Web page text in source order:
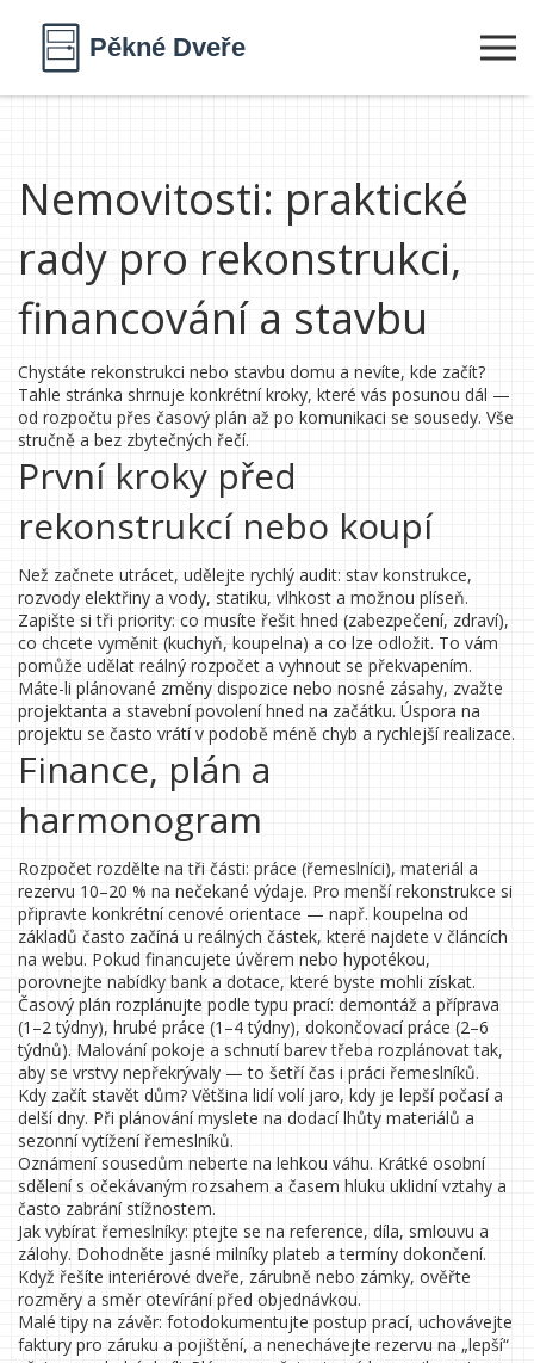
Nemovitosti: praktické
rady pro rekonstrukci,
financování a stavbu
Chystáte rekonstrukci nebo stavbu domu a nevíte, kde začít?
Tahle stránka shrnuje konkrétní kroky, které vás posunou dál —
od rozpočtu přes časový plán až po komunikaci se sousedy. Vše
stručně a bez zbytečných řečí.
První kroky před
rekonstrukcí nebo koupí
Než začnete utrácet, udělejte rychlý audit: stav konstrukce,
rozvody elektřiny a vody, statiku, vlhkost a možnou plíseň.
Zapište si tři priority: co musíte řešit hned (zabezpečení, zdraví),
co chcete vyměnit (kuchyň, koupelna) a co lze odložit. To vám
pomůže udělat reálný rozpočet a vyhnout se překvapením.
Máte-li plánované změny dispozice nebo nosné zásahy, zvažte
projektanta a stavební povolení hned na začátku. Úspora na
projektu se často vrátí v podobě méně chyb a rychlejší realizace.
Finance, plán a
harmonogram
Rozpočet rozdělte na tři části: práce (řemeslníci), materiál a
rezervu 10–20 % na nečekané výdaje. Pro menší rekonstrukce si
připravte konkrétní cenové orientace — např. koupelna od
základů často začíná u reálných částek, které najdete v článcích
na webu. Pokud financujete úvěrem nebo hypotékou,
porovnejte nabídky bank a dotace, které byste mohli získat.
Časový plán rozplánujte podle typu prací: demontáž a příprava
(1–2 týdny), hrubé práce (1–4 týdny), dokončovací práce (2–6
týdnů). Malování pokoje a schnutí barev třeba rozplánovat tak,
aby se vrstvy nepřekrývaly — to šetří čas i práci řemeslníků.
Kdy začít stavět dům? Většina lidí volí jaro, kdy je lepší počasí a
delší dny. Při plánování myslete na dodací lhůty materiálů a
sezonní vytížení řemeslníků.
Oznámení sousedům neberte na lehkou váhu. Krátké osobní
sdělení s očekávaným rozsahem a časem hluku uklidní vztahy a
často zabrání stížnostem.
Jak vybírat řemeslníky: ptejte se na reference, díla, smlouvu a
zálohy. Dohodněte jasné milníky plateb a termíny dokončení.
Když řešíte interiérové dveře, zárubně nebo zámky, ověřte
rozměry a směr otevírání před objednávkou.
Malé tipy na závěr: fotodokumentujte postup prací, uchovávejte
faktury pro záruku a pojištění, a nenechávejte rezervu na „lepší“